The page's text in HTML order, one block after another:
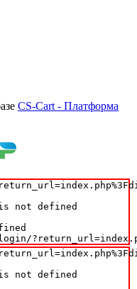
CS-Cart - Платформа
is not defined
is not defined